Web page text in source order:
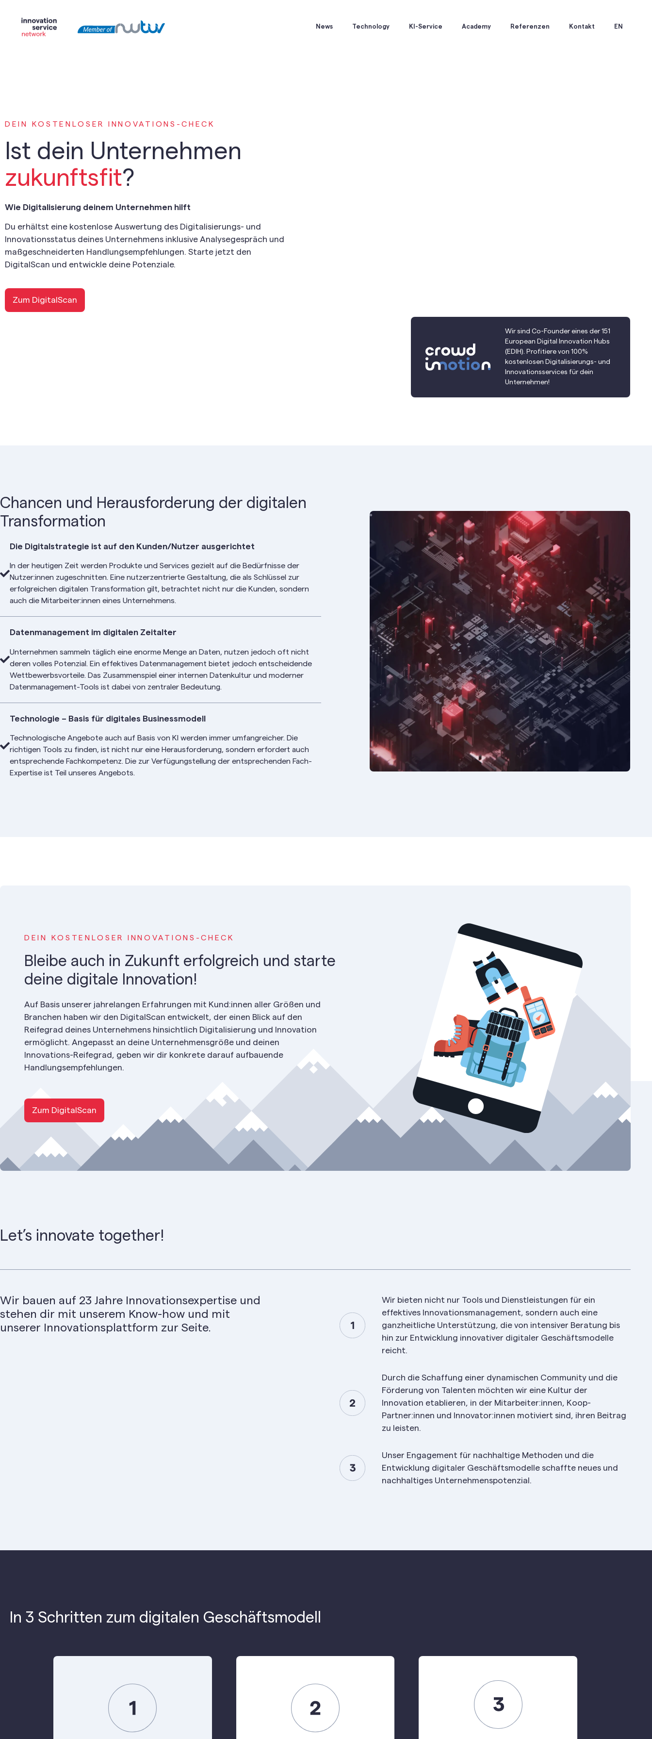
News Technology KI-Service Academy Referenzen Kontakt EN
DEIN KOSTENLOSER INNOVATIONS-CHECK
Ist dein Unternehmen
zukunftsfit?
Wie Digitalisierung deinem Unternehmen hilft
Du erhältst eine kostenlose Auswertung des Digitalisierungs- und
Innovationsstatus deines Unternehmens inklusive Analysegespräch und
maßgeschneiderten Handlungsempfehlungen. Starte jetzt den
DigitalScan und entwickle deine Potenziale.
Zum DigitalScan
Wir sind Co-Founder eines der 151
European Digital Innovation Hubs
(EDIH). Profitiere von 100%
kostenlosen Digitalisierungs- und
Innovationsservices für dein
Unternehmen!
Chancen und Herausforderung der digitalen
Transformation
Die Digitalstrategie ist auf den Kunden/Nutzer ausgerichtet
In der heutigen Zeit werden Produkte und Services gezielt auf die Bedürfnisse der
Nutzer:innen zugeschnitten. Eine nutzerzentrierte Gestaltung, die als Schlüssel zur
erfolgreichen digitalen Transformation gilt, betrachtet nicht nur die Kunden, sondern
auch die Mitarbeiter:innen eines Unternehmens.
Datenmanagement im digitalen Zeitalter
Unternehmen sammeln täglich eine enorme Menge an Daten, nutzen jedoch oft nicht
deren volles Potenzial. Ein effektives Datenmanagement bietet jedoch entscheidende
Wettbewerbsvorteile. Das Zusammenspiel einer internen Datenkultur und moderner
Datenmanagement-Tools ist dabei von zentraler Bedeutung.
Technologie – Basis für digitales Businessmodell
Technologische Angebote auch auf Basis von KI werden immer umfangreicher. Die
richtigen Tools zu finden, ist nicht nur eine Herausforderung, sondern erfordert auch
entsprechende Fachkompetenz. Die zur Verfügungstellung der entsprechenden Fach-
Expertise ist Teil unseres Angebots.
DEIN KOSTENLOSER INNOVATIONS-CHECK
Bleibe auch in Zukunft erfolgreich und starte
deine digitale Innovation!
Auf Basis unserer jahrelangen Erfahrungen mit Kund:innen aller Größen und
Branchen haben wir den DigitalScan entwickelt, der einen Blick auf den
Reifegrad deines Unternehmens hinsichtlich Digitalisierung und Innovation
ermöglicht. Angepasst an deine Unternehmensgröße und deinen
Innovations-Reifegrad, geben wir dir konkrete darauf aufbauende
Handlungsempfehlungen.
Zum DigitalScan
Let’s innovate together!
Wir bauen auf 23 Jahre Innovationsexpertise und
stehen dir mit unserem Know-how und mit
unserer Innovationsplattform zur Seite.
Wir bieten nicht nur Tools und Dienstleistungen für ein
effektives Innovationsmanagement, sondern auch eine
ganzheitliche Unterstützung, die von intensiver Beratung bis
hin zur Entwicklung innovativer digitaler Geschäftsmodelle
reicht.
Durch die Schaffung einer dynamischen Community und die
Förderung von Talenten möchten wir eine Kultur der
Innovation etablieren, in der Mitarbeiter:innen, Koop-
Partner:innen und Innovator:innen motiviert sind, ihren Beitrag
zu leisten.
Unser Engagement für nachhaltige Methoden und die
Entwicklung digitaler Geschäftsmodelle schaffte neues und
nachhaltiges Unternehmenspotenzial.
In 3 Schritten zum digitalen Geschäftsmodell